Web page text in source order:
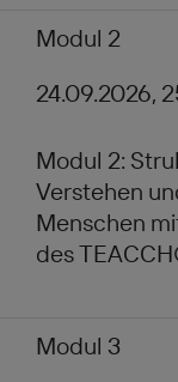
Modul 2
24.09.2026,
Modul 2:
Verstehen
Menschen
des
Modul 3